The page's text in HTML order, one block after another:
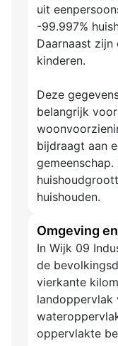
uit
-99.997%
Daarnaast zijn
kinderen.
Deze
belangrijk
bijdraagt aan
huishouden.
Omgeving
In Wijk 09
de
vierkante
landoppervlak
oppervlakte